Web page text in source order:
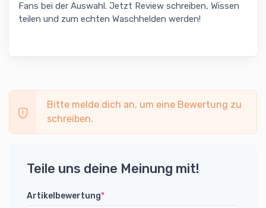
Fans bei der Auswahl. Jetzt Review schreiben, Wissen
teilen und zum echten Waschhelden werden!
Bitte melde dich an, um eine Bewertung zu
schreiben.
Teile uns deine Meinung mit!
Artikelbewertung*